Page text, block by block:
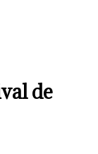
de